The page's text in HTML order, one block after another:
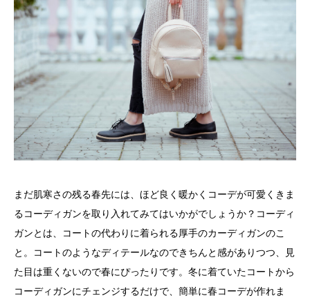
まだ肌寒さの残る春先には、ほど良く暖かくコーデが可愛くきま
るコーディガンを取り入れてみてはいかがでしょうか？コーディ
ガンとは、コートの代わりに着られる厚手のカーディガンのこ
と。コートのようなディテールなのできちんと感がありつつ、見
た目は重くないので春にぴったりです。冬に着ていたコートから
コーディガンにチェンジするだけで、簡単に春コーデが作れま